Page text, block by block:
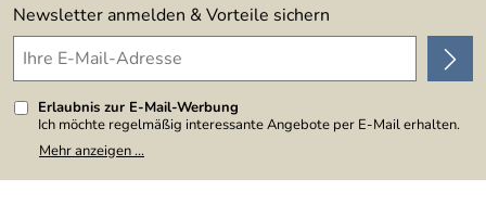
Newsletter anmelden & Vorteile sichern
Erlaubnis zur E-Mail-Werbung
Ich möchte regelmäßig interessante Angebote per E-Mail erhalten.
Meine E-Mail-Adresse wird nicht an andere Unternehmen
weitergegeben. Zu statistischen Zwecken wird in anonymer Form
Mehr anzeigen ...